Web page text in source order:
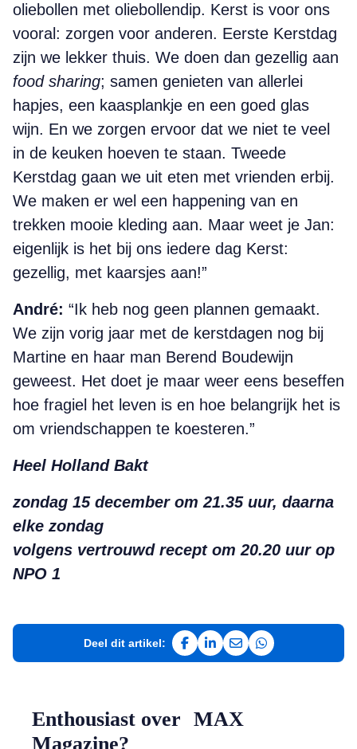
oliebollen met oliebollendip. Kerst is voor ons
vooral: zorgen voor anderen. Eerste Kerstdag
zijn we lekker thuis. We doen dan gezellig aan
food sharing; samen genieten van allerlei
hapjes, een kaasplankje en een goed glas
wijn. En we zorgen ervoor dat we niet te veel
in de keuken hoeven te staan. Tweede
Kerstdag gaan we uit eten met vrienden erbij.
We maken er wel een happening van en
trekken mooie kleding aan. Maar weet je Jan:
eigenlijk is het bij ons iedere dag Kerst:
gezellig, met kaarsjes aan!”
André: “Ik heb nog geen plannen gemaakt.
We zijn vorig jaar met de kerstdagen nog bij
Martine en haar man Berend Boudewijn
geweest. Het doet je maar weer eens beseffen
hoe fragiel het leven is en hoe belangrijk het is
om vriendschappen te koesteren.”
Heel Holland Bakt
zondag 15 december om 21.35 uur, daarna
elke zondag
volgens vertrouwd recept om 20.20 uur op
NPO 1
Deel dit artikel:
Deel op Facebook
Deel op LinkedIn
Deel via e-mail
Deel via
Enthousiast over MAX
Magazine?